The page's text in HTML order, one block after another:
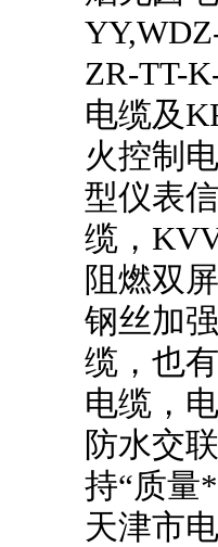
ZR-TT-
电缆及
火控制
型仪表
缆，
阻燃双
钢丝加
缆，也
电缆，
防水交
持“质量
天津市